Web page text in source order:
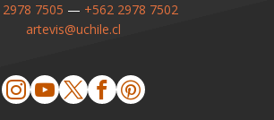
7505 — +562 2978 7502
artevis@uchile.cl